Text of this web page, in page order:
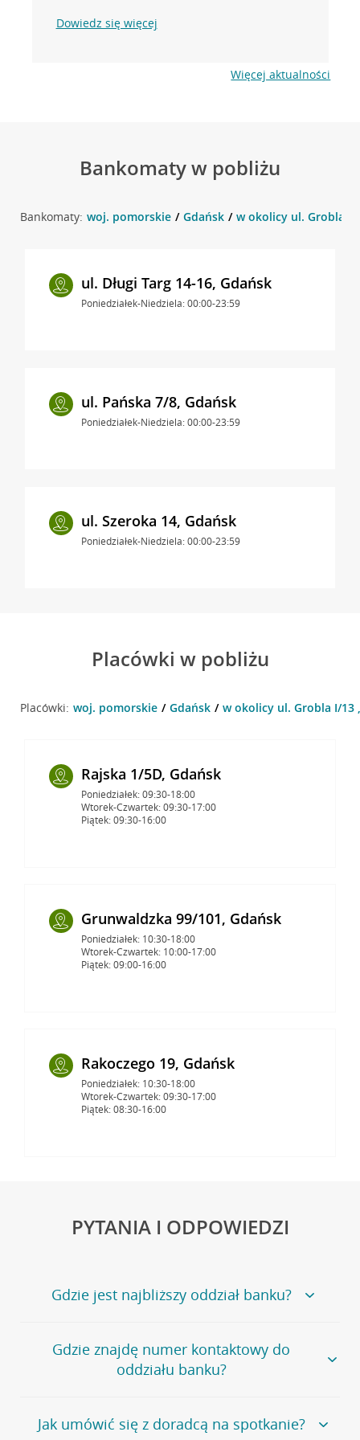
Dowiedz się więcej
Więcej aktualności
Bankomaty w pobliżu
Bankomaty: woj. pomorskie Gdańsk w okolicy ul. Grobla I/
ul. Długi Targ 14-16, Gdańsk
Poniedziałek-Niedziela: 00:00-23:59
ul. Pańska 7/8, Gdańsk
Poniedziałek-Niedziela: 00:00-23:59
ul. Szeroka 14, Gdańsk
Poniedziałek-Niedziela: 00:00-23:59
Placówki w pobliżu
Placówki: woj. pomorskie Gdańsk w okolicy ul. Grobla I/13
Rajska 1/5D, Gdańsk
Poniedziałek: 09:30-18:00
Wtorek-Czwartek: 09:30-17:00
Piątek: 09:30-16:00
Grunwaldzka 99/101, Gdańsk
Poniedziałek: 10:30-18:00
Wtorek-Czwartek: 10:00-17:00
Piątek: 09:00-16:00
Rakoczego 19, Gdańsk
Poniedziałek: 10:30-18:00
Wtorek-Czwartek: 09:30-17:00
Piątek: 08:30-16:00
PYTANIA I ODPOWIEDZI
Gdzie jest najbliższy oddział banku?
Jeśli szukasz oddziału naszego banku, zapraszamy na
stronęPlacówki i bankomaty, na której znajduje się
wygodna wyszukiwarka.
oddziałów
Gdzie znajdę numer kontaktowy do
oddziału banku?
Bank Credit Agricole nie udostępnia ogólnego numeru
telefonu do placówki bankowej.
Jak umówić się z doradcą na spotkanie?